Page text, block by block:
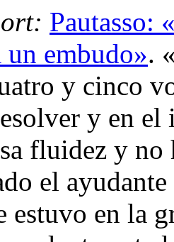
Pautasso:
embudo».
y cinco
y en
fluidez y no
el
estuvo en la